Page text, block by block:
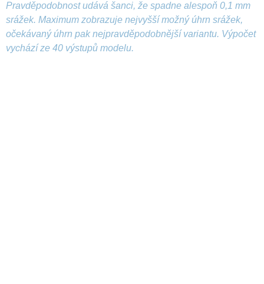
Pravděpodobnost udává šanci, že spadne alespoň 0,1 mm
srážek. Maximum zobrazuje nejvyšší možný úhrn srážek,
očekávaný úhrn pak nejpravděpodobnější variantu. Výpočet
vychází ze 40 výstupů modelu.